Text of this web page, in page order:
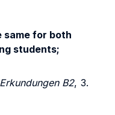
same for both
students;
Erkundungen B2, 3.